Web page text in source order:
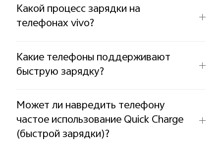
Какой процесс зарядки на
телефонах vivo?
Какие телефоны поддерживают
быструю зарядку?
Может ли навредить телефону
частое использование Quick Charge
(быстрой зарядки)?